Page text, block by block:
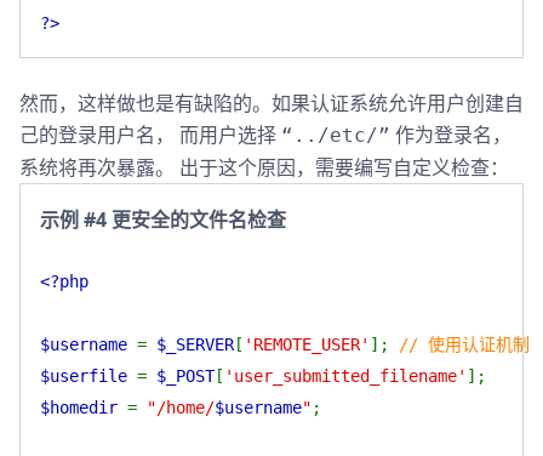
?>
然而，这样做也是有缺陷的。如果认证系统允许用户创建自
己的登录用户名， 而用户选择 “../etc/” 作为登录名，
系统将再次暴露。 出于这个原因，需要编写自定义检查：
示例 #4 更安全的文件名检查
<?php
$username = $_SERVER [ 'REMOTE_USER' ];
// 使用认证机制
$userfile = $_POST[ 'user_submitted_filename' ];
$homedir = "/home/$username" ;